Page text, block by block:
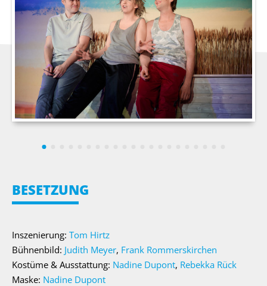
BESETZUNG
Inszenierung: Tom Hirtz
Bühnenbild: Judith Meyer, Frank Rommerskirchen
Kostüme & Ausstattung: Nadine Dupont, Rebekka Rück
Maske: Nadine Dupont